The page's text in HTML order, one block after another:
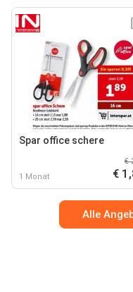
Spar office schere
1 Monat
€
€
Alle